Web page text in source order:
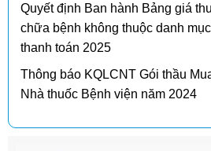
Quyết định Ban hành Bảng giá
chữa bệnh không thuộc danh
thanh toán 2025
Thông báo KQLCNT Gói thầu
Nhà thuốc Bệnh viện năm 2024